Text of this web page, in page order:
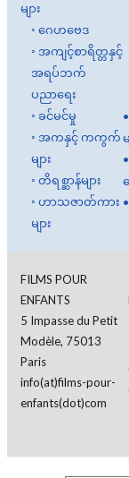
များ
◦ ဂေဟဗေဒ
◦ အကျင့်စာရိတ္တနှင့်
အရပ်ဘက်
ပညာရေး
◦ ခင်မင်မှု
◦ အကနှင့် ကကွက်
များ
◦ တိရစ္ဆာန်များ
◦ ဟာသဇာတ်ကား
များ
FILMS POUR
ENFANTS
5 Impasse du Petit
Modèle, 75013
Paris
info(at)films-pour-
enfants(dot)com